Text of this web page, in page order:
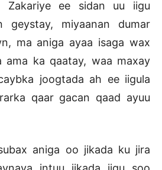
Zakariye ee sidan uu iigu
geystay, miyaanan dumar
ma aniga ayaa isaga wax
ama ka qaatay, waa maxay
joogtada ah ee iigula
qaar gacan qaad ayuu
aniga oo jikada ku jira